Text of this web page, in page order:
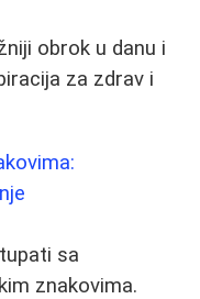
obrok u danu i
za zdrav i
sa
znakovima.